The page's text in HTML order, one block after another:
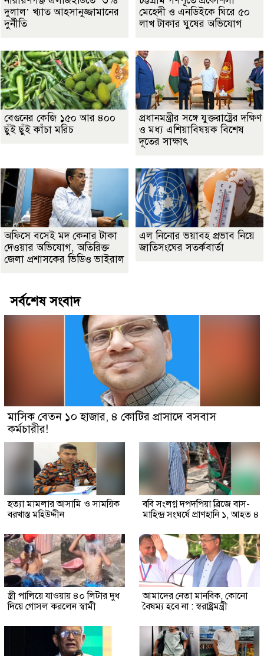
দুলাল’ খ্যাত আহসানুজ্জামানের
দুর্নীতি
মেহেদী ও এনডিইকে ঘিরে ৫০
লাখ টাকার ঘুষের অভিযোগ
বেগুনের কেজি ১৫০ আর ৪০০
ছুঁই ছুঁই কাঁচা মরিচ
প্রধানমন্ত্রীর সঙ্গে যুক্তরাষ্ট্রের দক্ষিণ
ও মধ্য এশিয়াবিষয়ক বিশেষ
দূতের সাক্ষাৎ
অফিসে বসেই মদ কেনার টাকা
দেওয়ার অভিযোগ, অতিরিক্ত
জেলা প্রশাসকের ভিডিও ভাইরাল
এল নিনোর ভয়াবহ প্রভাব নিয়ে
জাতিসংঘের সতর্কবার্তা
সর্বশেষ সংবাদ
মাসিক বেতন ১০ হাজার, ৪ কোটির প্রাসাদে বসবাস
কর্মচারীর!
হত্যা মামলার আসামি ও সাময়িক
বরখাস্ত মহিউদ্দীন
ববি সংলগ্ন দপদপিয়া ব্রিজে বাস-
মাহিন্দ্র সংঘর্ষে প্রাণহানি ১, আহত ৪
স্ত্রী পালিয়ে যাওয়ায় ৪০ লিটার দুধ
দিয়ে গোসল করলেন স্বামী
আমাদের নেতা মানবিক, কোনো
বৈষম্য হবে না : স্বরাষ্ট্রমন্ত্রী